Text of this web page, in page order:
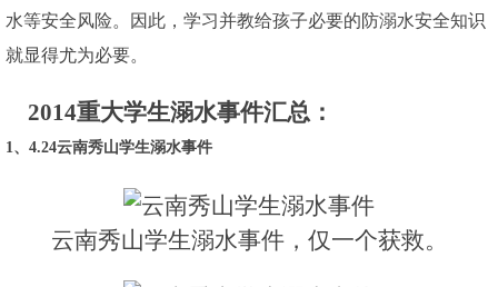
水等安全风险。因此，学习并教给孩子必要的防溺水安全知识
就显得尤为必要。
2014重大学生溺水事件汇总：
1、4.24云南秀山学生溺水事件
云南秀山学生溺水事件，仅一个获救。